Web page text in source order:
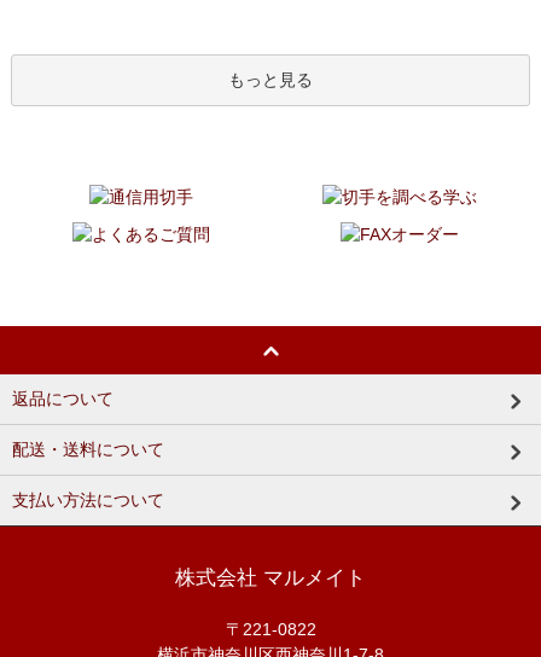
もっと見る
返品について
配送・送料について
支払い方法について
株式会社 マルメイト
〒221-0822